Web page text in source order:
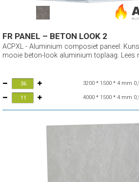
FR PANEL – BETON LOOK 2
ACPXL - Aluminium composiet paneel:
mooie beton-look aluminium toplaag. Lees
3200 * 1500 * 4 mm
4000 * 1500 * 4 mm